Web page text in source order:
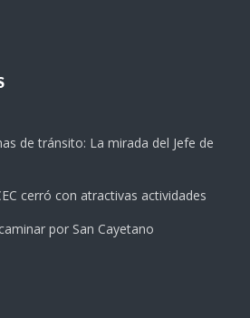
de tránsito: La mirada del Jefe de
cerró con atractivas actividades
por San Cayetano